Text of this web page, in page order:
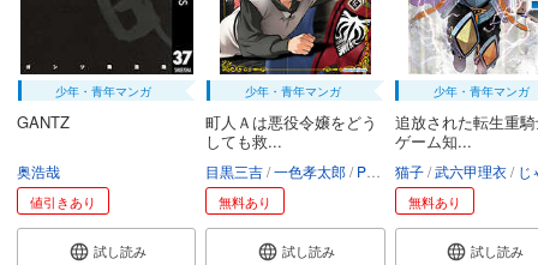
少年・青年マンガ
GANTZ
奥浩哉
値引きあり
試し読み
少年・青年マンガ
町人Ａは悪役令嬢をどう
しても救...
目黒三吉 一色孝太郎 Parum
無料あり
試し読み
少年・青年マンガ
追放された転生重
ゲーム知...
猫子 武六甲理衣 じゃ
無料あり
試し読み